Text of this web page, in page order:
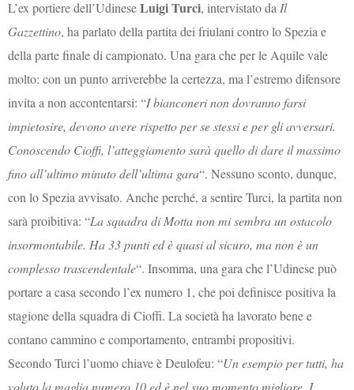
L’ex portiere dell’UdineseLuigi Turci, intervistato daIl
Gazzettino, ha parlato della partita dei friulani contro lo Spezia e
della parte finale di campionato. Una gara che per le Aquile vale
molto: con un punto arriverebbe la certezza, ma l’estremo difensore
invita a non accontentarsi: “I bianconeri non dovranno farsi
impietosire, devono avere rispetto per se stessi e per gli avversari.
Conoscendo Cioffi, l’atteggiamento sarà quello di dare il massimo
fino all’ultimo minuto dell’ultima gara“. Nessuno sconto, dunque,
con lo Spezia avvisato. Anche perché, a sentire Turci, la partita non
sarà proibitiva: “La squadra di Motta non mi sembra un ostacolo
insormontabile. Ha 33 punti ed è quasi al sicuro, ma non è un
complesso trascendentale“. Insomma, una gara che l’Udinese può
portare a casa secondo l’ex numero 1, che poi definisce positiva la
stagione della squadra di Cioffi. La società ha lavorato bene e
contano cammino e comportamento, entrambi propositivi.
Secondo Turci l’uomo chiave è Deulofeu: “Un esempio per tutti, ha
voluto la maglia numero 10 ed è nel suo momento migliore. I